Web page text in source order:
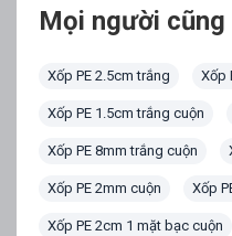
Mọi người
Xốp PE 2.5cm trắng Xốp
Xốp PE 1.5cm trắng cuộn
Xốp PE 8mm trắng cuộn
Xốp PE 2mm cuộn Xốp
Xốp PE 2cm 1 mặt bạc cuộn